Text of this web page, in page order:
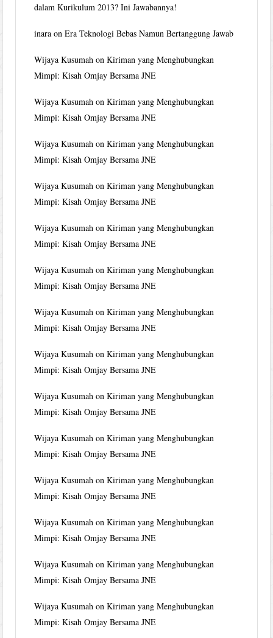
dalam Kurikulum 2013? Ini Jawabannya!
inara onEra Teknologi Bebas Namun Bertanggung Jawab
Wijaya Kusumah onKiriman yang Menghubungkan
Mimpi: Kisah Omjay Bersama JNE
Wijaya Kusumah onKiriman yang Menghubungkan
Mimpi: Kisah Omjay Bersama JNE
Wijaya Kusumah onKiriman yang Menghubungkan
Mimpi: Kisah Omjay Bersama JNE
Wijaya Kusumah onKiriman yang Menghubungkan
Mimpi: Kisah Omjay Bersama JNE
Wijaya Kusumah onKiriman yang Menghubungkan
Mimpi: Kisah Omjay Bersama JNE
Wijaya Kusumah onKiriman yang Menghubungkan
Mimpi: Kisah Omjay Bersama JNE
Wijaya Kusumah onKiriman yang Menghubungkan
Mimpi: Kisah Omjay Bersama JNE
Wijaya Kusumah onKiriman yang Menghubungkan
Mimpi: Kisah Omjay Bersama JNE
Wijaya Kusumah onKiriman yang Menghubungkan
Mimpi: Kisah Omjay Bersama JNE
Wijaya Kusumah onKiriman yang Menghubungkan
Mimpi: Kisah Omjay Bersama JNE
Wijaya Kusumah onKiriman yang Menghubungkan
Mimpi: Kisah Omjay Bersama JNE
Wijaya Kusumah onKiriman yang Menghubungkan
Mimpi: Kisah Omjay Bersama JNE
Wijaya Kusumah onKiriman yang Menghubungkan
Mimpi: Kisah Omjay Bersama JNE
Wijaya Kusumah onKiriman yang Menghubungkan
Mimpi: Kisah Omjay Bersama JNE